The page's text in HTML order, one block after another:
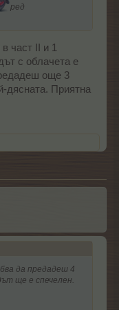
ред
част II и 1
с облачета е
още 3
дясната. Приятна
да предадеш 4
ще е спечелен.